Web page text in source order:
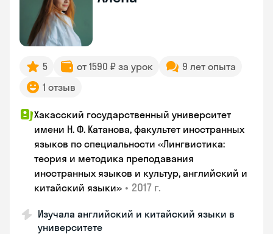
5 от 1590 ₽ за урок
9 лет опыта
1 отзыв
Хакасский государственный университет
имени Н. Ф. Катанова, факультет иностранных
языков по специальности «Лингвистика:
теория и методика преподавания
иностранных языков и культур, английский и
китайский языки» • 2017 г.
Изучала английский и китайский языки в
университете